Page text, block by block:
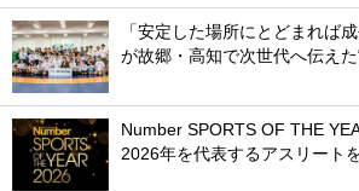
「安定した場所にとどまれば
が故郷・高知で次世代へ伝えた
Number SPORTS OF THE
2026年を代表するアスリート